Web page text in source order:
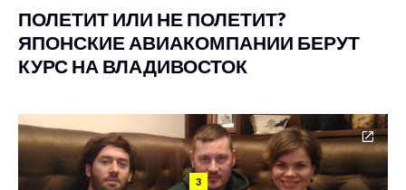
ПОЛЕТИТ ИЛИ НЕ ПОЛЕТИТ?
ЯПОНСКИЕ АВИАКОМПАНИИ БЕРУТ
КУРС НА ВЛАДИВОСТОК
3